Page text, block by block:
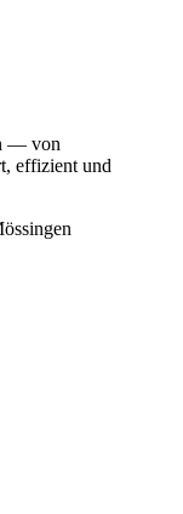
— von
effizient und